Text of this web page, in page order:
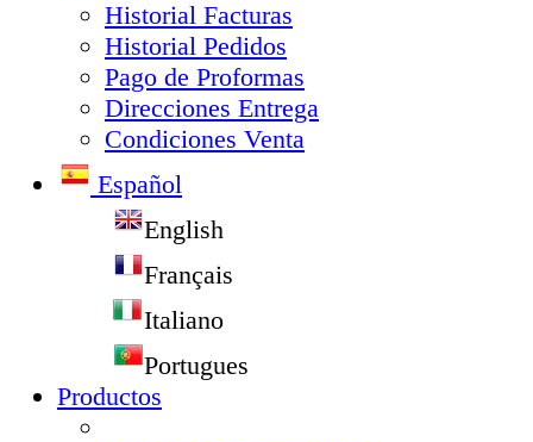
Historial Facturas
Historial Pedidos
Pago de Proformas
Direcciones Entrega
Condiciones Venta
Español
English
Français
Italiano
Portugues
Productos